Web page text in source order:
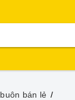
bán lẻ